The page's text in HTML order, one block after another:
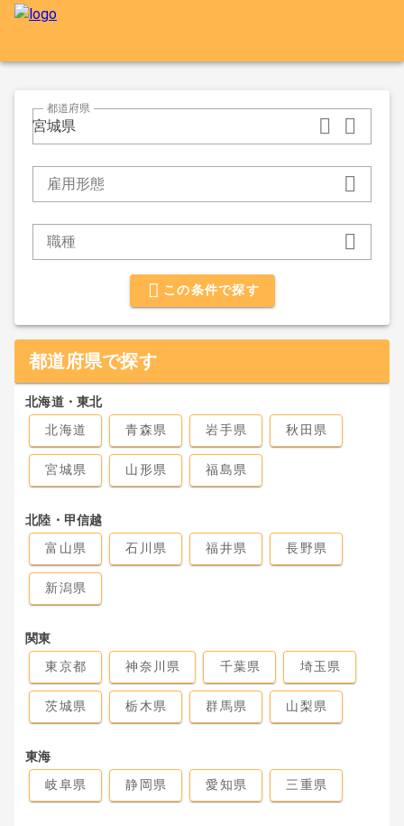
宮城県
都道府県
雇用形態
職種
この条件で探す
都道府県で探す
北海道・東北
北海道
青森県 岩手県 秋田県
宮城県 山形県 福島県
北陸・甲信越
富山県
石川県 福井県 長野県
新潟県
関東
東京都
神奈川県 千葉県 埼玉県
茨城県 栃木県 群馬県 山梨県
東海
岐阜県
静岡県 愛知県 三重県